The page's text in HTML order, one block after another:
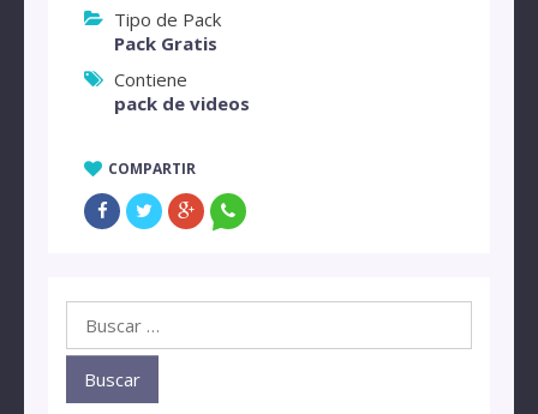
Tipo de Pack
Pack Gratis
Contiene
pack de videos
COMPARTIR